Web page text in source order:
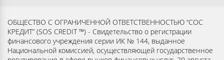
Вернуть кредит
Вопросы и ответы
Партнерам
Раскрытие информации
Контакты
Согласие субъекта на
ОБЩЕСТВО С ОГРАНИЧЕННОЙ ОТВЕТСТВЕННОСТЬЮ “СОС
КРЕДИТ” (SOS CREDIT ™) - Свидетельство о регистрации
финансового учреждения серии ИК № 144, выданное
Национальной комиссией, осуществляющей государственное